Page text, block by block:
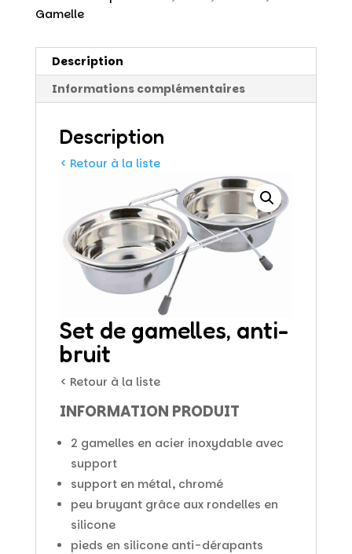
Gamelle
Description
Informations complémentaires
Description
< Retour à la liste
Set de gamelles, anti-
bruit
< Retour à la liste
INFORMATION PRODUIT
2 gamelles en acier inoxydable avec
support
support en métal, chromé
peu bruyant grâce aux rondelles en
silicone
pieds en silicone anti-dérapants